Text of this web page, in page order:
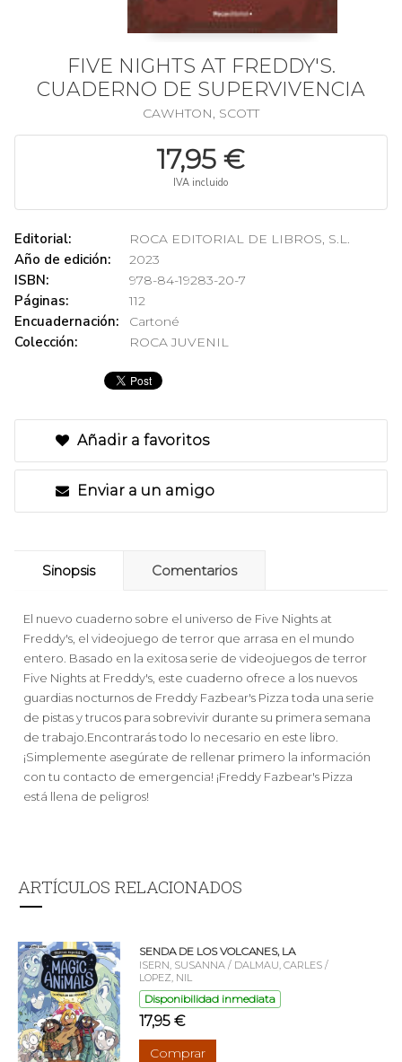
FIVE NIGHTS AT FREDDY'S.
CUADERNO DE SUPERVIVENCIA
CAWHTON, SCOTT
17,95 €
IVA incluido
Editorial: ROCA EDITORIAL DE LIBROS, S.L.
Año de edición: 2023
ISBN: 978-84-19283-20-7
Páginas: 112
Encuadernación: Cartoné
Colección: ROCA JUVENIL
Añadir a favoritos
Enviar a un amigo
Sinopsis Comentarios
El nuevo cuaderno sobre el universo de Five Nights at
Freddy's, el videojuego de terror que arrasa en el mundo
entero. Basado en la exitosa serie de videojuegos de terror
Five Nights at Freddy's, este cuaderno ofrece a los nuevos
guardias nocturnos de Freddy Fazbear's Pizza toda una serie
de pistas y trucos para sobrevivir durante su primera semana
de trabajo.Encontrarás todo lo necesario en este libro.
¡Simplemente asegúrate de rellenar primero la información
con tu contacto de emergencia! ¡Freddy Fazbear's Pizza
está llena de peligros!
ARTÍCULOS RELACIONADOS
SENDA DE LOS VOLCANES, LA
ISERN, SUSANNA / DALMAU, CARLES /
LOPEZ, NIL
Disponibilidad inmediata
17,95 €
Comprar